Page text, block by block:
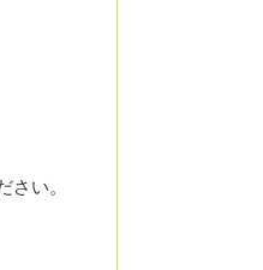
さい。